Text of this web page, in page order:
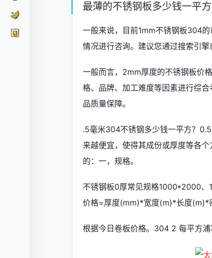
最薄的不锈钢板多少钱一平
一般来说，目前1mm不锈钢板304
情况进行咨询。建议您通过搜索引
一般而言，2mm厚度的不锈钢板价
格、品牌、加工难度等因素进行综
品质量保障。
.5毫米304不锈钢多少钱一平方？
来越便宜，使得其成份或厚度等各
的：一，规格。
不锈钢板0厚常见规格1000*2000
价格=厚度(mm)*宽度(m)*长度(m)*
根据今日卷板价格。304 2 每平方浦